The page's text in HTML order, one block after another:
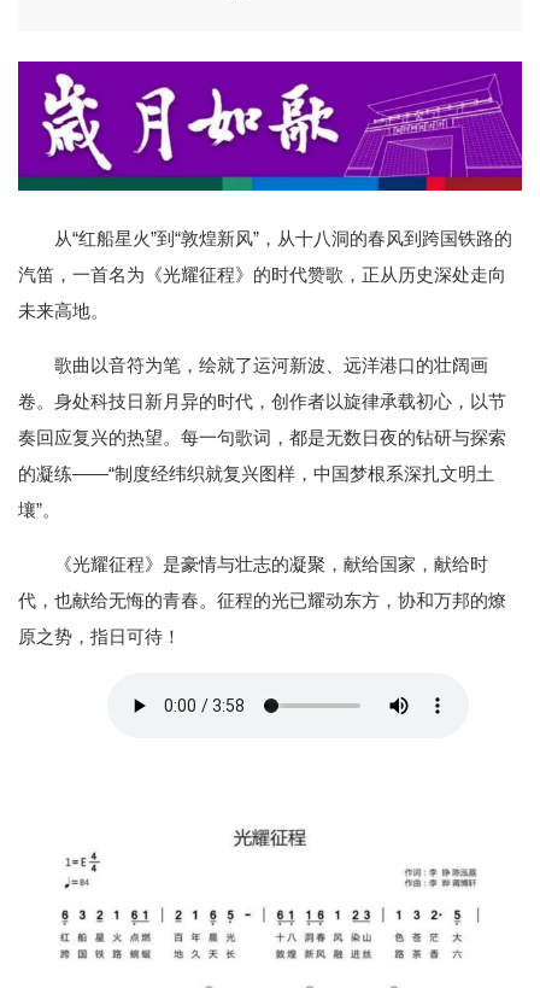
从“红船星火”到“敦煌新风”，从十八洞的春风到跨国铁路的
汽笛，一首名为《光耀征程》的时代赞歌，正从历史深处走向
未来高地。
歌曲以音符为笔，绘就了运河新波、远洋港口的壮阔画
卷。身处科技日新月异的时代，创作者以旋律承载初心，以节
奏回应复兴的热望。每一句歌词，都是无数日夜的钻研与探索
的凝练——“制度经纬织就复兴图样，中国梦根系深扎文明土
壤”。
《光耀征程》是豪情与壮志的凝聚，献给国家，献给时
代，也献给无悔的青春。征程的光已耀动东方，协和万邦的燎
原之势，指日可待！